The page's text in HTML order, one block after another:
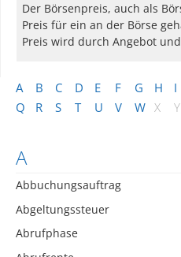
A B C D E F G H I
Q
R S T U V W X Y
A
Abbuchungsauftrag
Abgeltungssteuer
Abrufphase
Der Börsenpreis, auch als
Preis für ein an der Börse
Preis wird durch Angebot